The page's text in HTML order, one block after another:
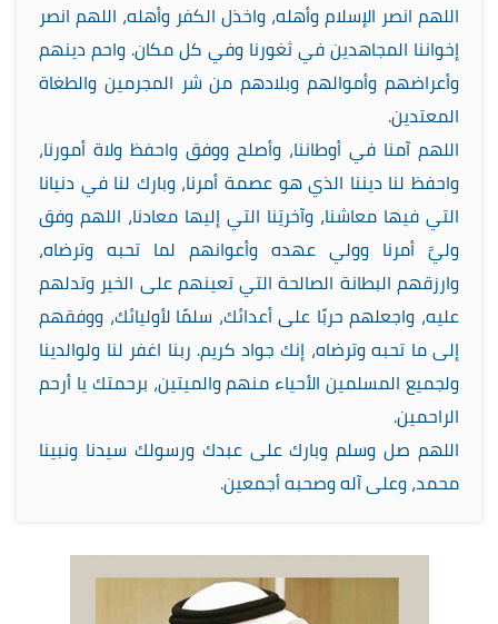
اللهم انصر الإسلام وأهله، واخذل الكفر وأهله، اللهم انصر
إخواننا المجاهدين في ثغورنا وفي كل مكان. واحم دينهم
وأعراضهم وأموالهم وبلادهم من شر المجرمين والطغاة
المعتدين.
اللهم آمنا في أوطاننا، وأصلح ووفق واحفظ ولاة أمورنا،
واحفظ لنا ديننا الذي هو عصمة أمرنا، وبارك لنا في دنيانا
التي فيها معاشنا، وآخرتِنا التي إليها معادنا، اللهم وفق
وليَّ أمرنا وولي عهده وأعوانهم لما تحبه وترضاه،
وارزقهم البطانة الصالحة التي تعينهم على الخير وتدلهم
عليه، واجعلهم حربًا على أعدائك، سلمًا لأوليائك، ووفقهم
إلى ما تحبه وترضاه، إنك جواد كريم. ربنا اغفر لنا ولوالدينا
ولجميع المسلمين الأحياء منهم والميتين، برحمتك يا أرحم
الراحمين.
اللهم صل وسلم وبارك على عبدك ورسولك سيدنا ونبينا
محمد، وعلى آله وصحبه أجمعين.